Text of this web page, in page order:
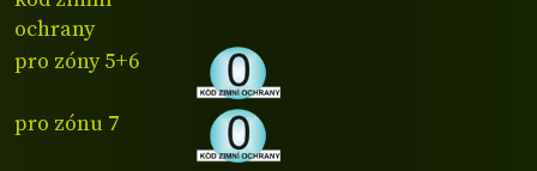
ochrany
pro zóny 5+6
pro zónu 7